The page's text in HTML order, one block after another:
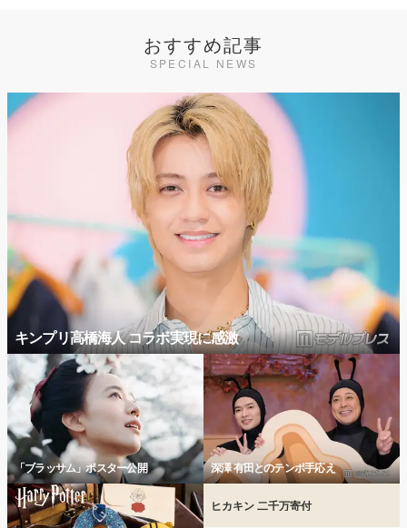
おすすめ記事
SPECIAL NEWS
キンプリ高橋海人 コラボ実現に感激
「ブラッサム」ポスター公開 深澤 有田とのテンポ手応え
ヒカキン 二千万寄付